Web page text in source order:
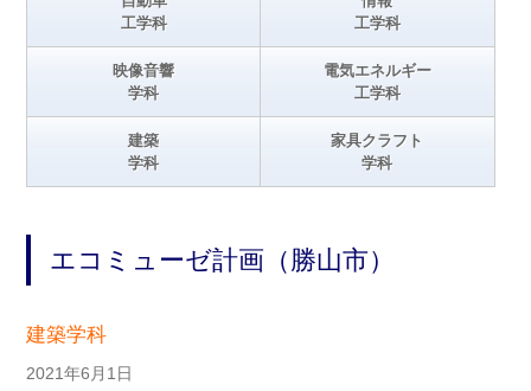
工学科
工学科
映像音響
学科
電気エネルギー
工学科
建築
学科
家具クラフト
学科
エコミューゼ計画（勝山市）
建築学科
2021年6月1日